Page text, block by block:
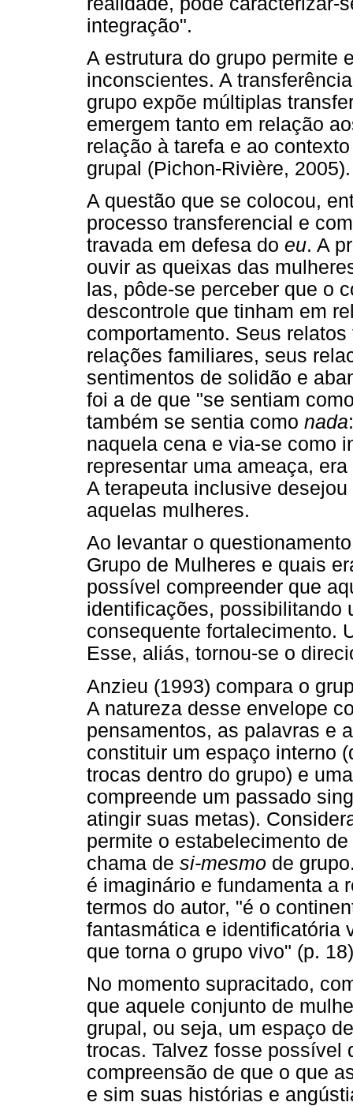
integração".
A estrutura do grupo permite
inconscientes. A
grupo expõe múltiplas
emergem tanto em relação
relação à tarefa e ao
grupal (Pichon-Rivière, 2005).
A questão que se colocou,
processo transferencial e
travada em defesa do eu. A
ouvir as queixas das
las, pôde-se perceber que o
descontrole que tinham em
comportamento. Seus
relações familiares, seus
sentimentos de solidão e
foi a de que "se sentiam
também se sentia como nada
naquela cena e via-se como
representar uma ameaça,
A terapeuta inclusive
aquelas mulheres.
Ao levantar o
Grupo de Mulheres e quais
possível compreender que
identificações, possibilitando
consequente fortalecimento.
Esse, aliás, tornou-se o
Anzieu (1993) compara o
A natureza desse envelope
pensamentos, as palavras e
constituir um espaço interno
trocas dentro do grupo) e
compreende um passado
atingir suas metas).
permite o estabelecimento
chama de si-mesmo de
é imaginário e fundamenta a
termos do autor, "é o
fantasmática e identificatória
que torna o grupo vivo" (p.
No momento supracitado,
que aquele conjunto de
grupal, ou seja, um espaço
trocas. Talvez fosse possível
compreensão de que o que
e sim suas histórias e